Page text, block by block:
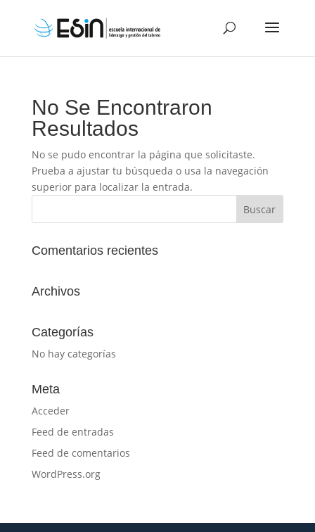
No Se Encontraron
Resultados
No se pudo encontrar la página que solicitaste.
Prueba a ajustar tu búsqueda o usa la navegación
superior para localizar la entrada.
Comentarios recientes
Archivos
Categorías
No hay categorías
Meta
Acceder
Feed de entradas
Feed de comentarios
WordPress.org